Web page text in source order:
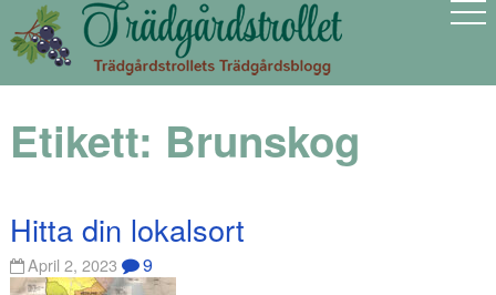
Etikett: Brunskog
Hitta din lokalsort
April 2, 2023 9